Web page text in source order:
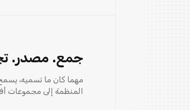
جمع. مصدر.
المنظمة إلى مجموعات